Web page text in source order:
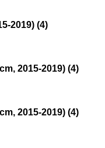
2019) (4)
2015-2019) (4)
2015-2019) (4)